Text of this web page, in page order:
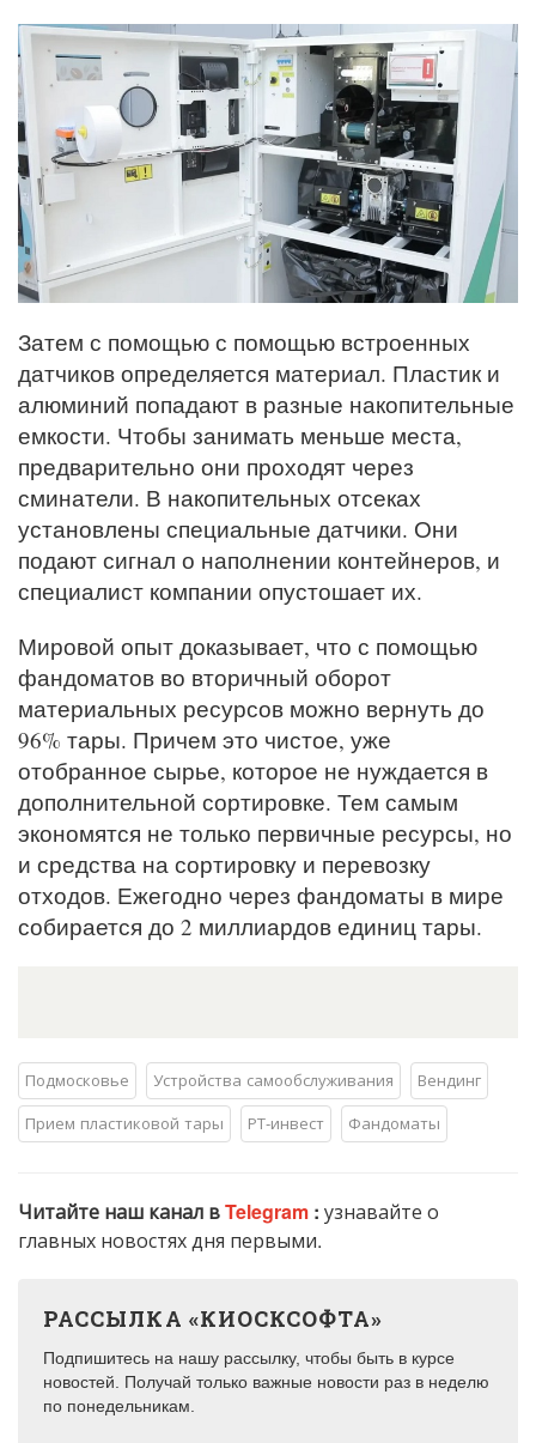
Затем с помощью с помощью встроенных
датчиков определяется материал. Пластик и
алюминий попадают в разные накопительные
емкости. Чтобы занимать меньше места,
предварительно они проходят через
сминатели. В накопительных отсеках
установлены специальные датчики. Они
подают сигнал о наполнении контейнеров, и
специалист компании опустошает их.
Мировой опыт доказывает, что с помощью
фандоматов во вторичный оборот
материальных ресурсов можно вернуть до
96% тары. Причем это чистое, уже
отобранное сырье, которое не нуждается в
дополнительной сортировке. Тем самым
экономятся не только первичные ресурсы, но
и средства на сортировку и перевозку
отходов. Ежегодно через фандоматы в мире
собирается до 2 миллиардов единиц тары.
Подмосковье Устройства самообслуживания
Вендинг
Прием пластиковой тары
РТ-инвест Фандоматы
Читайте наш канал вTelegram : узнавайте о
главных новостях дня первыми.
РАССЫЛКА «КИОСКСОФТА»
Подпишитесь на нашу рассылку, чтобы быть в курсе
новостей. Получай только важные новости раз в неделю
по понедельникам.